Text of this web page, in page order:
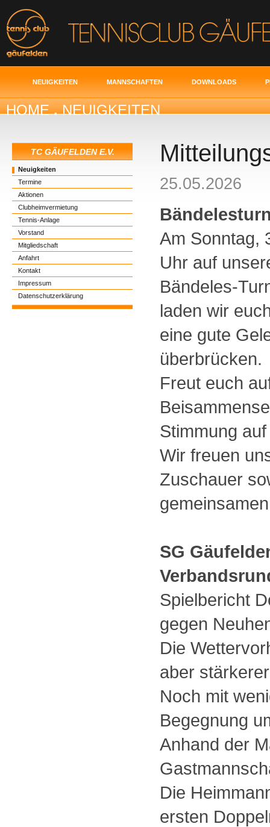
NEUIGKEITEN MANNSCHAFTEN DOWNLOADS
HOME.NEUIGKEITEN
TC GÄUFELDEN E.V.
Neuigkeiten
Termine
Aktionen
Clubheimvermietung
Tennis-Anlage
Vorstand
Mitgliedschaft
Anfahrt
Kontakt
Impressum
Datenschutzerklärung
25.05.2026
Am Sonntag,
Uhr auf
Bändeles-
laden wir
eine gute
überbrücken.
Freut euch
Stimmung
Wir freuen
Zuschauer
SG
Spielbericht
gegen
Die
aber
Noch mit
Begegnung
Anhand der
Die
ersten